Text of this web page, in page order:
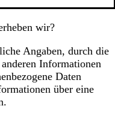
wir?
Angaben, durch die
Informationen
Daten
über eine